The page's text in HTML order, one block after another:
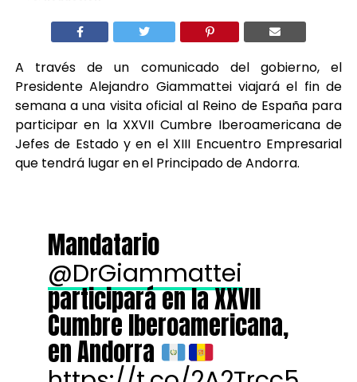
Redaccion
A través de un comunicado del gobierno, el
Presidente Alejandro Giammattei viajará el fin de
semana a una visita oficial al Reino de España para
participar en la XXVII Cumbre Iberoamericana de
Jefes de Estado y en el XIII Encuentro Empresarial
Mandatario
@DrGiammattei
participará en la XXVII
Cumbre Iberoamericana,